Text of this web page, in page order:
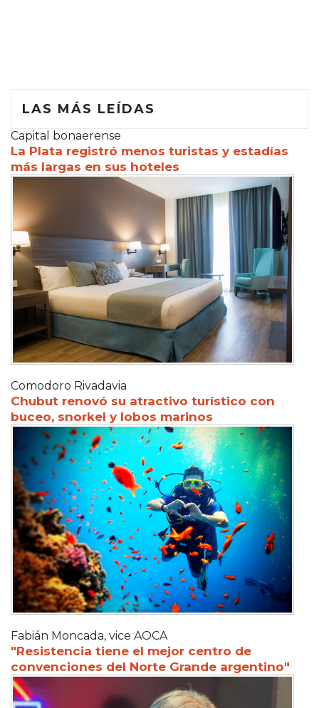
LAS MÁS LEÍDAS
Capital bonaerense
La Plata registró menos turistas y estadías
más largas en sus hoteles
Comodoro Rivadavia
Chubut renovó su atractivo turístico con
buceo, snorkel y lobos marinos
Fabián Moncada, vice AOCA
"Resistencia tiene el mejor centro de
convenciones del Norte Grande argentino"